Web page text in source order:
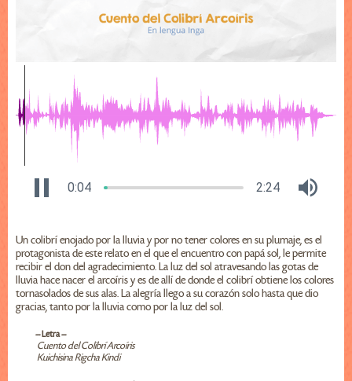
0:04 2:24
Un colibrí enojado por la lluvia y por no tener colores en su plumaje, es el
protagonista de este relato en el que el encuentro con papá sol, le permite
recibir el don del agradecimiento. La luz del sol atravesando las gotas de
lluvia hace nacer el arcoíris y es de allí de donde el colibrí obtiene los colores
tornasolados de sus alas. La alegría llego a su corazón solo hasta que dio
gracias, tanto por la lluvia como por la luz del sol.
-- Letra --
Cuento del Colibrí Arcoíris
Kuichisina Rigcha Kindi